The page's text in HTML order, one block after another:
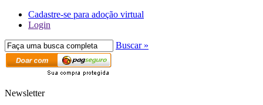
Cadastre-se para adoção virtual
Login
Buscar »
Newsletter